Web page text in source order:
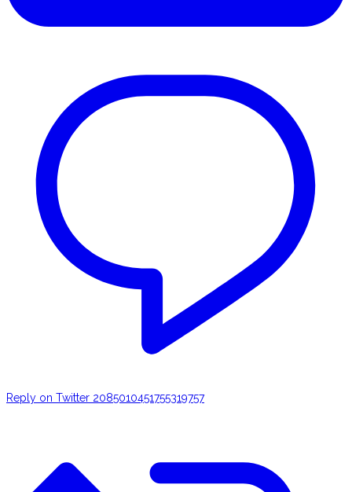
Reply on Twitter 2085010451755319757